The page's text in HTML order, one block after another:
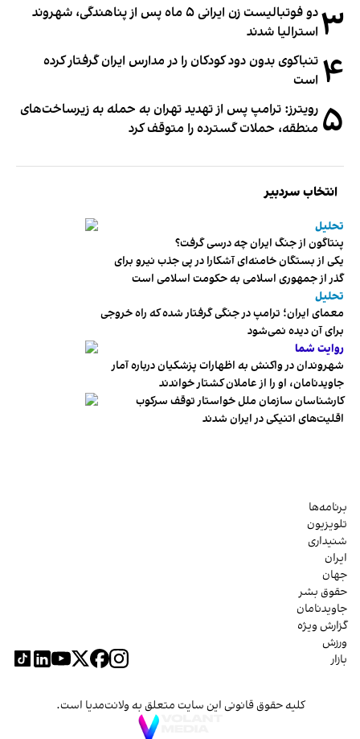
۳
دو فوتبالیست زن ایرانی ۵ ماه پس از پناهندگی، شهروند
استرالیا شدند
۴ تنباکوی بدون دود کودکان را در مدارس ایران گرفتار کرده
است
۵ رویترز: ترامپ پس از تهدید تهران به حمله به زیرساخت‌های
منطقه، حملات گسترده را متوقف کرد
انتخاب سردبیر
تحلیل
پنتاگون از جنگ ایران چه درسی گرفت؟
یکی از بستگان خامنه‌ای آشکارا در پی جذب نیرو برای
گذر از جمهوری اسلامی به حکومت اسلامی است
تحلیل
معمای ایران؛ ترامپ در جنگی گرفتار شده که راه خروجی
برای آن دیده نمی‌شود
روایت شما
شهروندان در واکنش به اظهارات پزشکیان درباره آمار
جاویدنامان، او را از عاملان کشتار خواندند
کارشناسان سازمان ملل خواستار توقف سرکوب
اقلیت‌های اتنیکی در ایران شدند
برنامه‌ها
تلویزیون
شنیداری
ایران
جهان
حقوق بشر
جاویدنامان
گزارش ویژه
ورزش
بازار
کلیه حقوق قانونی این سایت متعلق به ولانت‌مدیا است.